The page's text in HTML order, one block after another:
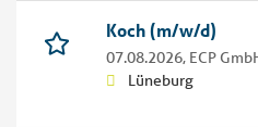
Koch (m/w/d)
07.08.2026, ECP
Lüneburg